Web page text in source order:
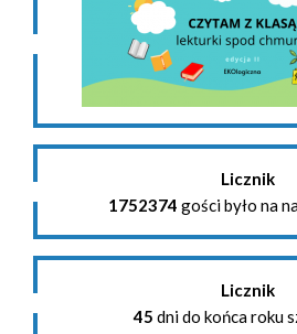
Licznik
1752374 gości było na
Licznik
45 dni do końca roku